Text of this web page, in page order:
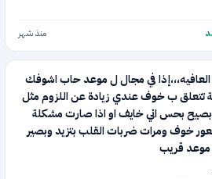
منذ شهر
العافيه،،،إذا في مجال ل موعد حاب اشوفك
ب خوف عندي زيادة عن اللزوم مثل
بحس اني خايف او اذا صارت مشكلة
خوف ومرات ضربات القلب بتزيد وبصير
موعد قريب